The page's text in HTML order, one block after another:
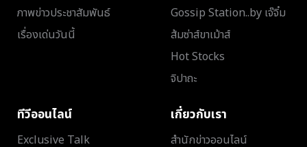
ภาพข่าวประชาสัมพันธ์
เรื่องเด่นวันนี้
Gossip Station..by เจ๊จิ๋ม
ส้มซ่าส์ขาเม้าส์
Hot Stocks
จิปาถะ
ทีวีออนไลน์
Exclusive Talk
เกี่ยวกับเรา
สำนักข่าวออนไลน์